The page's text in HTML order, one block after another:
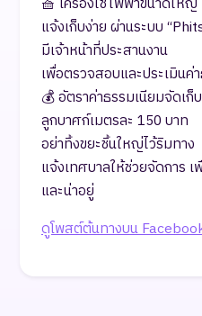
แจ้งเก็บง่าย ผ่านระบบ
มีเจ้าหน้าที่ประสานงาน
เพื่อตรวจสอบและประเมินค่
💰 อัตราค่าธรรมเนียมจัดเก็
ลูกบาศก์เมตรละ 150 บาท
อย่าทิ้งขยะชิ้นใหญ่ไว้ริมทาง
แจ้งเทศบาลให้ช่วยจัดการ เ
และน่าอยู่
ดูโพสต์ต้นทางบน